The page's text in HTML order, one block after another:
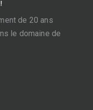
de 20 ans
le domaine de